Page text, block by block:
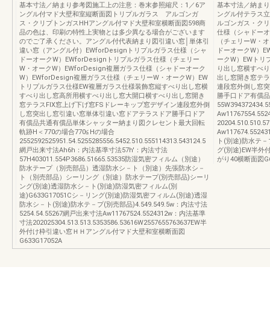
基本寸法／納まり参考図施工上の注意：巻末参照縮尺：1／6ア
ングル付マド大壁和室縦断面図トリプルガラス アルゴンガ
ス・クリプトンガスHHアングル付マド大壁和室横断面図598商
品の色は、印刷の特性上実物とは多少異なる場合がございます
のでご了承ください。アングル付代表納まり図引違い窓│単体引
違い窓（アングル付）EWforDesignトリプルガラス仕様（シャ
ドーオークW）EWforDesignトリプルガラス仕様（チェリー
W・オークW）EWforDesign複層ガラス仕様（シャドーオーク
W）EWforDesign複層ガラス仕様（チェリーW・オークW）EW
トリプルガラス仕様EW複層ガラス仕様装飾窓縦すべり出し窓横
すべり出し窓高所用横すべり出し窓大開口横すべり出し窓開き
窓テラスFIX窓上げ下げ窓FSドレーキップ窓デザイン連段窓外倒
し窓突出し窓引違い窓単体引違い窓ドアテラスドア勝手口ドア
有償品共通有償品単体シャッター納まり図クレセント最大回転
軌跡H＜770の場合770≦Hの場合
2552592525951.54.5255285556.5452.510.555114313.543124.5
網戸出来寸法Ah6h：内法基準寸法57h'：内法寸法
57H403011.554P3686.51665.53535防湿気密フィルム（別途）
防水テープ（別売部品）透湿防水シ－ト（別途）先張防水シ－
ト（別売部品）シーリング（別途）防水テープ(別売部品)シーリ
ング(別途)透湿防水シ－ト(別途)防湿気密フィルム(別
途)G633G17051Cシ－リング(別途)防湿気密フィルム(別途)透湿
防水シ－ト(別途)防水テ－プ(別売部品)4.549.549.5w：内法寸法
5254.54.55267網戸出来寸法Aw11767524.5524312w：内法基準
寸法202025304.513.513.5353586.53616W2557655763637EW半
外付け枠引違い窓ＨＨアングル付マド大壁和室横断面図
G633G17052A
基本寸法／納ま
ングル付テラス
ルゴンガス・ク
仕様（シャドー
（チェリーW・
ドーオークW）
ークW）EWトリ
り出し窓横すべ
出し窓開き窓テ
連段窓外倒し窓
勝手口ドア有償
ト(別途)防水テ
グ(別途)EW半外
がり40横断面図